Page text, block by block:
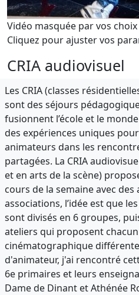
Vidéo masquée par vos
Cliquez pour ajuster vos
CRIA audiovisuel
Les CRIA (classes
sont des séjours
fusionnent l’école et le
des expériences uniques
animateurs dans les
partagées. La CRIA
et en arts de la scène)
cours de la semaine avec
associations, l’idée est que
sont divisés en 6 groupes,
ateliers qui proposent
cinématographique
d'animateur, j'ai rencontré
6e primaires et leurs
Dame de Dinant et Athénée